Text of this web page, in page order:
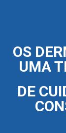
OS
UMA
DE